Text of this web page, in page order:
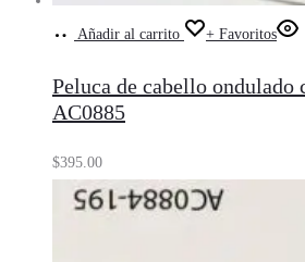
Añadir al carrito + Favoritos
Peluca de cabello ondulado
AC0885
$395.00